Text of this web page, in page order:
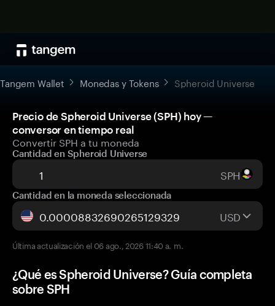
Tangem Wallet Monedas y Tokens Spheroid Universe
Precio de Spheroid Universe (SPH) hoy —
conversor en tiempo real
Convertir SPH a tu moneda
Cantidad en Spheroid Universe
SPH
Cantidad en la moneda seleccionada
USD
Última actualización el 06 ago., 2026 11:40 a. m.
¿Qué es Spheroid Universe? Guía completa
sobre SPH